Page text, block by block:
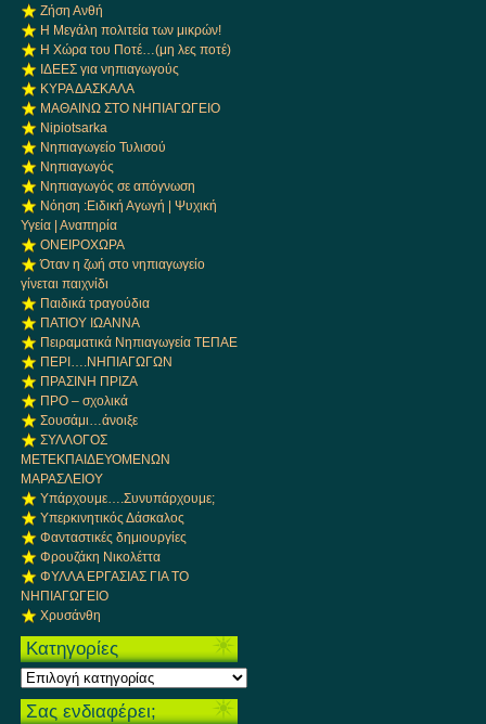
Ζήση Ανθή
Η Μεγάλη πολιτεία των μικρών!
Η Χώρα του Ποτέ…(μη λες ποτέ)
ΙΔΕΕΣ για νηπιαγωγούς
ΚΥΡΑ ΔΑΣΚΑΛΑ
ΜΑΘΑΙΝΩ ΣΤΟ ΝΗΠΙΑΓΩΓΕΙΟ
Νipiotsarka
Νηπιαγωγείο Τυλισού
Νηπιαγωγός
Νηπιαγωγός σε απόγνωση
Νόηση :Ειδική Αγωγή | Ψυχική
Υγεία | Αναπηρία
ΟΝΕΙΡΟΧΩΡΑ
Όταν η ζωή στο νηπιαγωγείο
γίνεται παιχνίδι
Παιδικά τραγούδια
ΠΑΤΙΟΥ ΙΩΑΝΝΑ
Πειραματικά Νηπιαγωγεία ΤΕΠΑΕ
ΠΕΡΙ….ΝΗΠΙΑΓΩΓΩΝ
ΠΡΑΣΙΝΗ ΠΡΙΖΑ
ΠΡΟ – σχολικά
Σουσάμι…άνοιξε
ΣΥΛΛΟΓΟΣ
ΜΕΤΕΚΠΑΙΔΕΥΟΜΕΝΩΝ
ΜΑΡΑΣΛΕΙΟΥ
Υπάρχουμε….Συνυπάρχουμε;
Υπερκινητικός Δάσκαλος
Φανταστικές δημιουργίες
Φρουζάκη Νικολέττα
ΦΥΛΛΑ ΕΡΓΑΣΙΑΣ ΓΙΑ ΤΟ
ΝΗΠΙΑΓΩΓΕΙΟ
Χρυσάνθη
Kατηγορίες
Kατηγορίες
Σας ενδιαφέρει;